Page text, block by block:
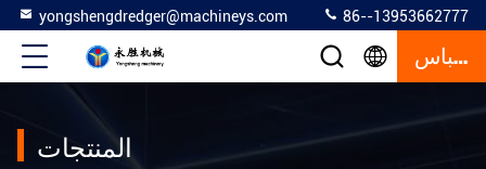
yongshengdredger@machineys.com 86--13953662777
إقتباس
المنتجات